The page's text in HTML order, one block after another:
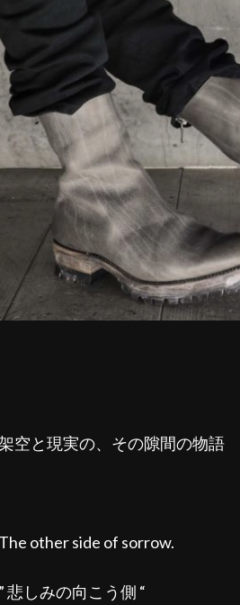
空と現実の、その隙間の物語
The other side of sorrow.
” 悲しみの向こう側 “